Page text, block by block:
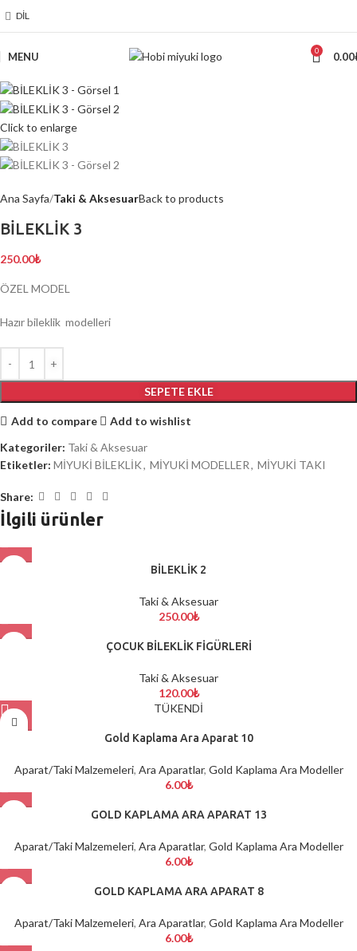
DIL
MENU 0 0.00
Click to enlarge
Ana Sayfa Taki & AksesuarBack to products
BİLEKLİK 3
250.00₺
ÖZEL MODEL
Hazır bileklik modelleri
SEPETE EKLE
Add to compare
Add to wishlist
Kategoriler: Taki & Aksesuar
Etiketler: MİYUKİ BİLEKLİK, MİYUKİ MODELLER, MİYUKİ TAKI
Share:
İlgili ürünler
BİLEKLİK 2
Taki & Aksesuar
250.00₺
ÇOCUK BİLEKLİK FİGÜRLERİ
Taki & Aksesuar
120.00₺
TÜKENDİ
Gold Kaplama Ara Aparat 10
Aparat/Taki Malzemeleri, Ara Aparatlar, Gold Kaplama Ara Modeller
6.00₺
GOLD KAPLAMA ARA APARAT 13
Aparat/Taki Malzemeleri, Ara Aparatlar, Gold Kaplama Ara Modeller
6.00₺
GOLD KAPLAMA ARA APARAT 8
Aparat/Taki Malzemeleri, Ara Aparatlar, Gold Kaplama Ara Modeller
6.00₺